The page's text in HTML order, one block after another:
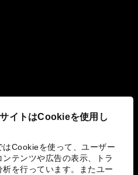
イトはCookieを使用し
はCookieを使って、ユーザー
ンテンツや広告の表示、トラ
析を行っています。またユー
み